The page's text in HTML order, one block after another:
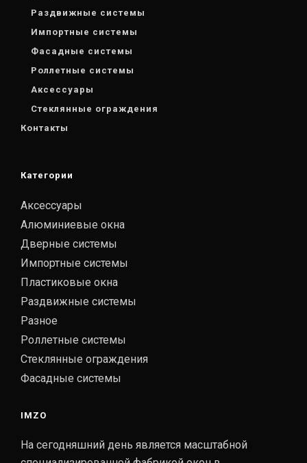
Раздвижные системы
Импортные системы
Фасадные системы
Роллетные системы
Аксессуары
Стеклянные ограждения
Контакты
Категории
Аксессуары
Алюминиевые окна
Дверные системы
Импортные системы
Пластиковые окна
Раздвижные системы
Разное
Роллетные системы
Стеклянные ограждения
Фасадные системы
IMZO
На сегодняшний день является масштабной